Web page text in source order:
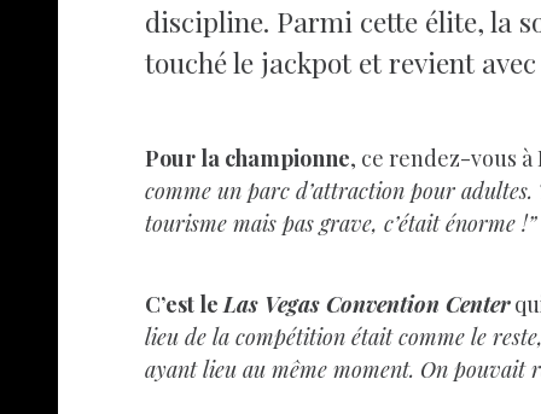
discipline. Parmi cette élite, la
touché le jackpot et revient
Pour la championne, ce rendez-vous à
comme un parc d’attraction pour adultes.
tourisme mais pas grave, c’était énorme !”
C’est leLas Vegas Convention Center
lieu de la compétition était comme le
ayant lieu au même moment. On